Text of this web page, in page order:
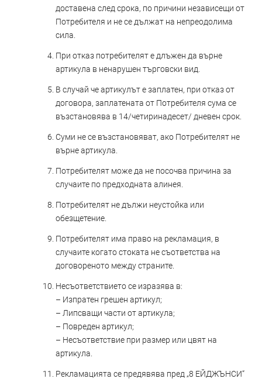
доставена след срока, по причини независещи от
Потребителя и не се дължат на непреодолима
сила.
При отказ потребителят е длъжен да върне
артикула в ненарушен търговски вид.
В случай че артикулът е заплатен, при отказ от
договора, заплатената от Потребителя сума се
възстановява в 14/четиринадесет/ дневен срок.
Суми не се възстановяват, ако Потребителят не
върне артикула.
Потребителят може да не посочва причина за
случаите по предходната алинея.
Потребителят не дължи неустойка или
обезщетение.
Потребителят има право на рекламация, в
случаите когато стоката не съответства на
договореното между страните.
Несъответствието се изразява в:
– Изпратен грешен артикул;
– Липсващи части от артикула;
– Повреден артикул;
– Несъответствие при размер или цвят на
артикула.
Рекламацията се предявява пред „8 ЕЙДЖЪНСИ“